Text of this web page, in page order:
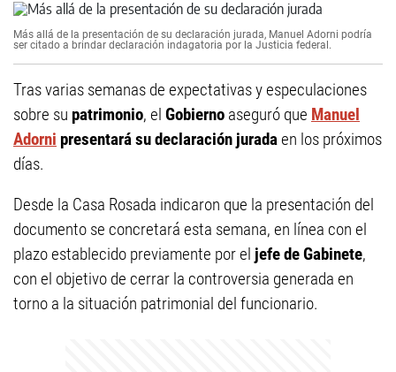
Más allá de la presentación de su declaración jurada, Manuel Adorni podría
ser citado a brindar declaración indagatoria por la Justicia federal.
Tras varias semanas de expectativas y especulaciones
sobre su patrimonio, el Gobierno aseguró que Manuel
Adorni presentará su declaración juradaen los próximos
días.
Desde la Casa Rosada indicaron que la presentación del
documento se concretará esta semana, en línea con el
plazo establecido previamente por el jefe de Gabinete,
con el objetivo de cerrar la controversia generada en
torno a la situación patrimonial del funcionario.